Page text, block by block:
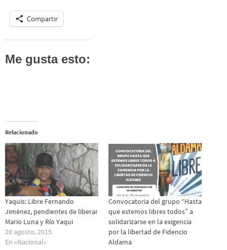
Compartir
Me gusta esto:
Relacionado
Yaquis: Libre Fernando
Jiménez, pendientes de liberar
Mario Luna y Río Yaqui
28 agosto, 2015
En «Nacional»
Convocatoria del grupo “Hasta
que estemos libres todos” a
solidarizarse en la exigencia
por la libertad de Fidencio
Aldama